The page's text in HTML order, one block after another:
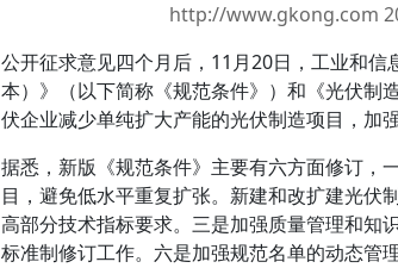
http://www.gkong.com
公开征求意见四个月后，11月20日，工业和
本）》（以下简称《规范条件》）和《光伏制
伏企业减少单纯扩大产能的光伏制造项目，加
据悉，新版《规范条件》主要有六方面修订，
目，避免低水平重复扩张。新建和改扩建光伏
高部分技术指标要求。三是加强质量管理和知
标准制修订工作。六是加强规范名单的动态管理